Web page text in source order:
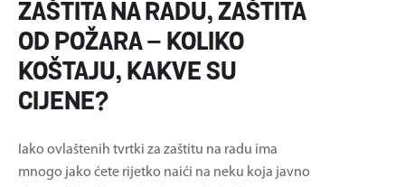
ZAŠTITA NA RADU, ZAŠTITA
OD POŽARA – KOLIKO
KOŠTAJU, KAKVE SU
CIJENE?
Iako ovlaštenih tvrtki za zaštitu na radu ima
mnogo jako ćete rijetko naići na neku koja javno